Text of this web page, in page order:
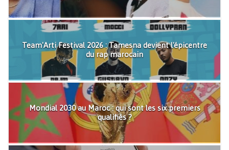
Team'Arti Festival 2026 : Tamesna devient l'épicentre
du rap marocain
Mondial 2030 au Maroc : qui sont les six premiers
qualifiés ?